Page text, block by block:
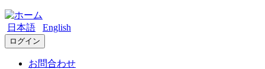
日本語 English
ログイン
お問合わせ